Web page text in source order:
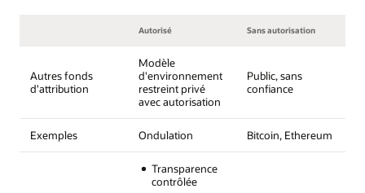
Autorisé Sans autorisation
Autres fonds
d'attribution
Modèle
d'environnement
restreint privé
avec autorisation
Public, sans
confiance
Exemples Ondulation Bitcoin, Ethereum
Transparence
contrôlée